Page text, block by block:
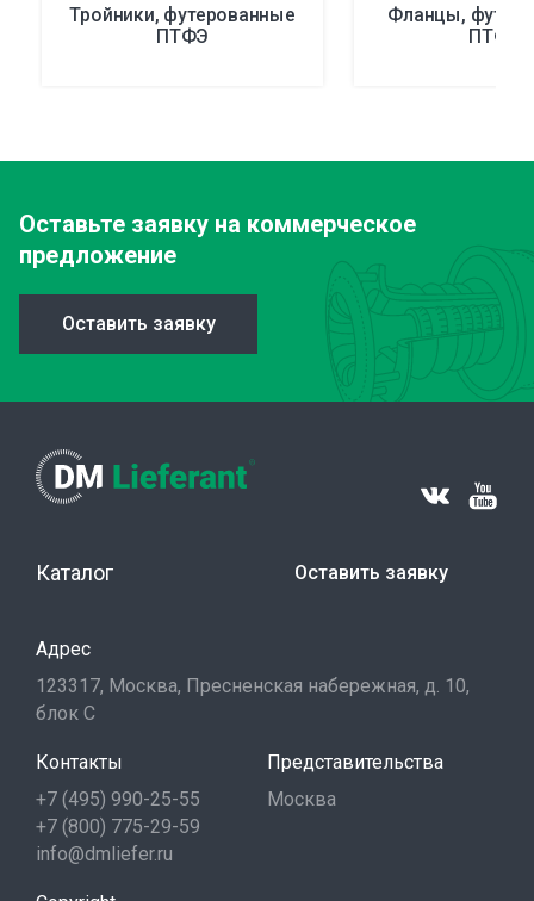
Тройники, футерованные
ПТФЭ
Фланцы,
ПТФЭ
Оставьте заявку на коммерческое
предложение
Оставить заявку
Каталог Оставить заявку
Адрес
123317, Москва, Пресненская набережная, д. 10,
блок С
Контакты
+7 (495) 990-25-55
+7 (800) 775-29-59
info@dmliefer.ru
Представительства
Москва